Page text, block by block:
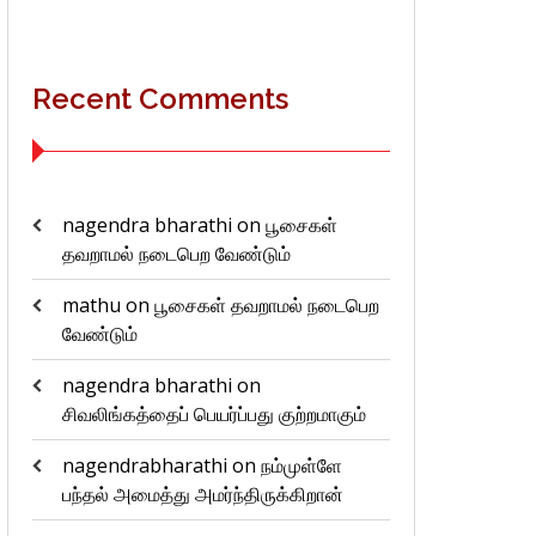
Recent Comments
nagendra bharathi on பூசைகள்
தவறாமல் நடைபெற வேண்டும்
mathu on பூசைகள் தவறாமல் நடைபெற
வேண்டும்
nagendra bharathi on
சிவலிங்கத்தைப் பெயர்ப்பது குற்றமாகும்
nagendrabharathi on நம்முள்ளே
பந்தல் அமைத்து அமர்ந்திருக்கிறான்